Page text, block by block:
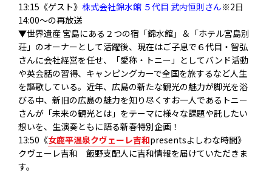
13:15《ゲスト》 株式会社錦水館 ５代目 武内恒則さん※2日
14:00〜の再放送
▼世界遺産 宮島にある２つの宿「錦水館」＆「ホテル宮島別
荘」のオーナーとして活躍後、現在はご子息で６代目・智弘
さんに会社経営を任せ、「愛称・トニー」としてバンド活動
や英会話の習得、キャンピングカーで全国を旅するなど人生
を謳歌している。近年、広島の新たな観光の魅力が脚光を浴
びる中、新旧の広島の魅力を知り尽くすお一人であるトニー
さんが「未来の観光とは」をテーマに様々な課題や託したい
想いを、生演奏ともに語る新春特別企画！
13:50《女鹿平温泉クヴェーレ吉和presentsよしわな時間》
クヴェーレ吉和 飯野支配人に吉和情報を届けていただきま
す。